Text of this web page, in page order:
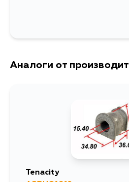
Аналоги от
Tenacity